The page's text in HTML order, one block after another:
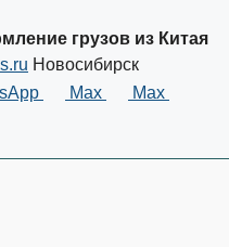
грузов из Китая
Новосибирск
Max
Max